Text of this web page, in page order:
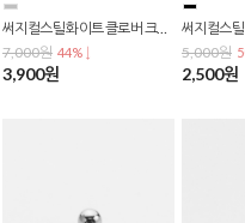
써지컬스틸 화이트 클로버 크로버 크로바 클로바 0.8mm 바두께 바벨 피어싱 p-0771
7,000원 44% ↓
3,900원
5,000원
2,500원